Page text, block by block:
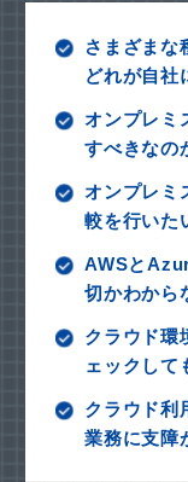
さまざまな
どれが自社
オンプレミ
すべきなの
オンプレミ
較を行いた
AWSと
切かわから
クラウド環
ェックして
クラウド利
業務に支障